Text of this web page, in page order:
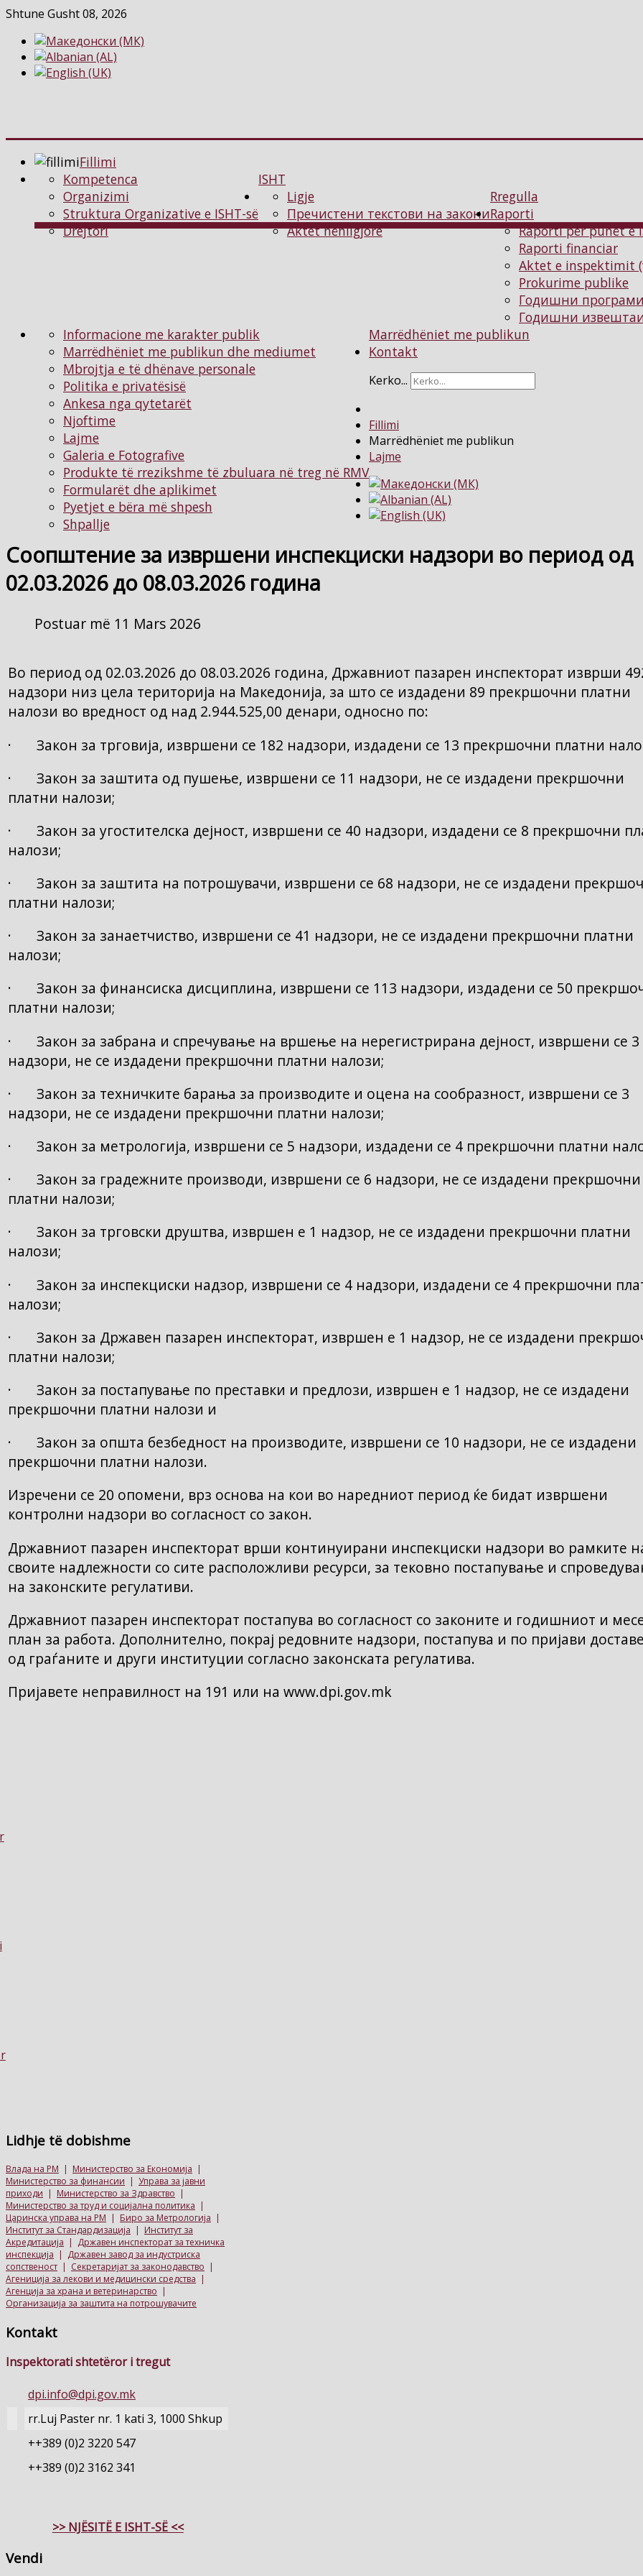
Shtune Gusht 08, 2026
Fillimi
ISHT
Kompetenca
Organizimi
Struktura Organizative e ISHT-së
Drejtori
Rregulla
Ligje
Пречистени текстови на закони
Aktet nënligjore
Raporti
Raporti për punët e
Raporti financiar
Aktet e inspektimit
Prokurime publike
Годишни програми
Годишни
Marrëdhëniet me publikun
Informacione me karakter publik
Marrëdhëniet me publikun dhe mediumet
Mbrojtja e të dhënave personale
Politika e privatësisë
Ankesa nga qytetarët
Njoftimе
Lajme
Galeria e Fotografive
Produkte të rrezikshme të zbuluara në treg në RMV
Formularët dhe aplikimet
Pyetjet e bëra më shpesh
Shpallje
Kontakt
Kerko...
Fillimi
Marrëdhëniet me publikun
Lajme
Соопштение за извршени инспекциски надзори во период од
02.03.2026 до 08.03.2026 година
Postuar më 11 Mars 2026
Во период од 02.03.2026 до 08.03.2026 година, Државниот пазарен инспекторат изврши
надзори низ цела територија на Македонија, за што се издадени 89 прекршочни платни
налози во вредност од над 2.944.525,00 денари, односно по:
· Закон за трговија, извршени се 182 надзори, издадени се 13 прекршочни платни
· Закон за заштита од пушење, извршени се 11 надзори, не се издадени прекршочни
платни налози;
· Закон за угостителска дејност, извршени се 40 надзори, издадени се 8 прекршочни
налози;
· Закон за заштита на потрошувачи, извршени се 68 надзори, не се издадени
платни налози;
· Закон за занаетчиство, извршени се 41 надзори, не се издадени прекршочни платни
налози;
· Закон за финансиска дисциплина, извршени се 113 надзори, издадени се 50
платни налози;
· Закон за забрана и спречување на вршење на нерегистрирана дејност, извршени се 3
надзори, не се издадени прекршочни платни налози;
· Закон за техничките барања за производите и оцена на сообразност, извршени се 3
надзори, не се издадени прекршочни платни налози;
· Закон за метрологија, извршени се 5 надзори, издадени се 4 прекршочни платни
· Закон за градежните производи, извршени се 6 надзори, не се издадени прекршочни
платни налози;
· Закон за трговски друштва, извршен е 1 надзор, не се издадени прекршочни платни
налози;
· Закон за инспекциски надзор, извршени се 4 надзори, издадени се 4 прекршочни
налози;
· Закон за Државен пазарен инспекторат, извршен е 1 надзор, не се издадени
платни налози;
· Закон за постапување по преставки и предлози, извршен е 1 надзор, не се издадени
прекршочни платни налози и
· Закон за општа безбедност на производите, извршени се 10 надзори, не се издадени
прекршочни платни налози.
Изречени се 20 опомени, врз основа на кои во наредниот период ќе бидат извршени
контролни надзори во согласност со закон.
Државниот пазарен инспекторат врши континуирани инспекциски надзори во рамките
своите надлежности со сите расположливи ресурси, за тековно постапување и
на законските регулативи.
Државниот пазарен инспекторат постапува во согласност со законите и годишниот и
план за работа. Дополнително, покрај редовните надзори, постапува и по пријави
од граѓаните и други институции согласно законската регулатива.
Пријавете неправилност на 191 или на www.dpi.gov.mk
Lidhje të dobishme
Влада на РМ | Министерство за Економија |
Министерство за финансии | Управа за јавни
приходи | Министерство за Здравство |
Министерство за труд и социјална политика |
Царинска управа на РМ | Биро за Метрологија |
Институт за Стандардизација | Институт за
Акредитација | Државен инспекторат за техничка
инспекција | Државен завод за индустриска
сопственост | Секретаријат за законодавство |
Агениција за лекови и медицински средства |
Агенција за храна и ветеринарство |
Организација за заштита на потрошувачите
Kontakt
Inspektorati shtetëror i tregut
dpi.info@dpi.gov.mk
rr.Luj Paster nr. 1 kati 3, 1000 Shkup
++389 (0)2 3220 547
++389 (0)2 3162 341
>> NJËSITË E ISHT-SË <<
Vendi